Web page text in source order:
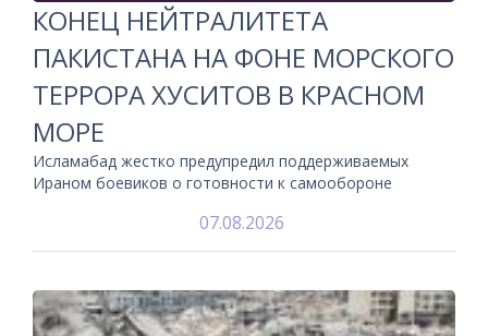
КОНЕЦ НЕЙТРАЛИТЕТА
ПАКИСТАНА НА ФОНЕ МОРСКОГО
ТЕРРОРА ХУСИТОВ В КРАСНОМ
МОРЕ
Исламабад жестко предупредил поддерживаемых
Ираном боевиков о готовности к самообороне
07.08.2026